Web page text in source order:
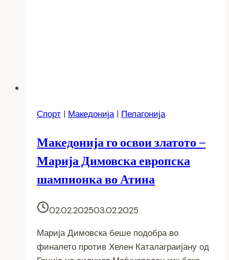
Спорт | Македонија| Пелагонија
Македонија го освои златото –
Марија Димовска европска
шампионка во Атина
02.02.202503.02.2025
Марија Димовска беше подобра во
финалето против Хелен Каталаграијану од